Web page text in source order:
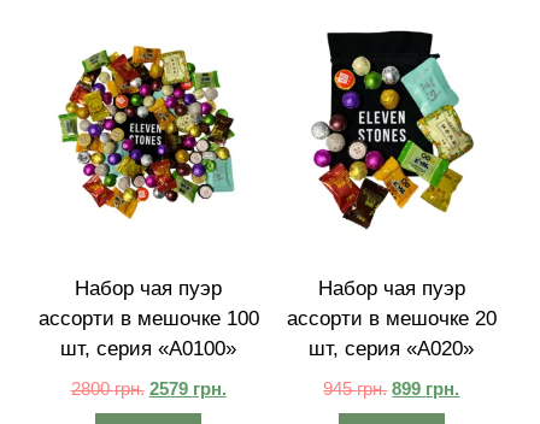
Набор чая пуэр
ассорти в мешочке 100
шт, серия «A0100»
2800грн. 2579 грн.
Набор чая пуэр
ассорти в мешочке 20
шт, серия «A020»
945грн. 899 грн.